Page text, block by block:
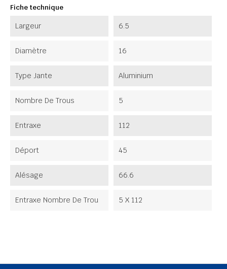
Fiche technique
Largeur 6.5
Diamètre 16
Type Jante Aluminium
Nombre De Trous 5
Entraxe 112
Déport 45
Alésage 66.6
Entraxe Nombre De Trou 5 X 112